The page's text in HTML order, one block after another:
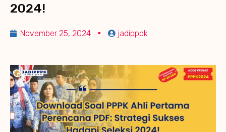
2024!
November 25, 2024 jadipppk